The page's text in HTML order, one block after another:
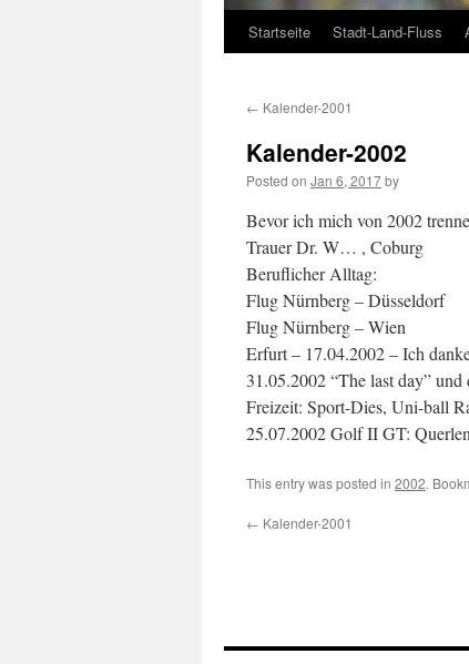
Startseite Stadt-Land-Fluss
← Kalender-2001
Kalender-2002
Posted on Jan 6, 2017by
Bevor ich mich von 2002
Trauer Dr. W… , Coburg
Beruflicher Alltag:
Flug Nürnberg – Düsseldorf
Flug Nürnberg – Wien
Erfurt – 17.04.2002 – Ich
31.05.2002 “The last day”
Freizeit: Sport-Dies, Uni-ball
25.07.2002 Golf II GT:
This entry was posted in 2002.
← Kalender-2001